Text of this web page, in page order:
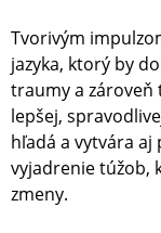
Tvorivým
jazyka, ktorý by
traumy a
lepšej,
hľadá a vytvára
vyjadrenie túžob,
zmeny.